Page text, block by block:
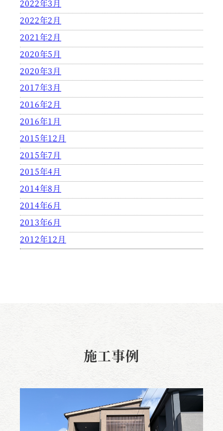
2022年3月
2022年2月
2021年2月
2020年5月
2020年3月
2017年3月
2016年2月
2016年1月
2015年12月
2015年7月
2015年4月
2014年8月
2014年6月
2013年6月
2012年12月
施工事例